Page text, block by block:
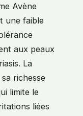
Avène
une faible
aux peaux
La
richesse
limite le
liées